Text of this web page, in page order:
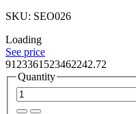
SKU: SEO026
Loading
See price
9123361523462242.72
Quantity